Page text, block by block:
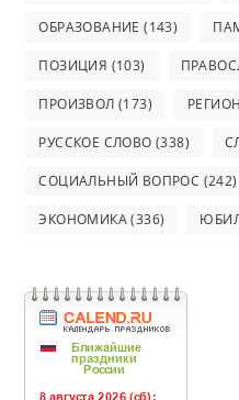
ОБРАЗОВАНИЕ (143)
ПОЗИЦИЯ (103)
ПРОИЗВОЛ (173)
РУССКОЕ СЛОВО (338)
СОЦИАЛЬНЫЙ ВОПРОС (242)
ЭКОНОМИКА(336)